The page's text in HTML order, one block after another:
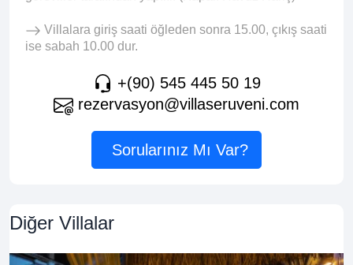
Villalara giriş saati öğleden sonra 15.00, çıkış saati
ise sabah 10.00 dur.
+(90) 545 445 50 19
rezervasyon@villaseruveni.com
Sorularınız Mı Var?
Diğer Villalar